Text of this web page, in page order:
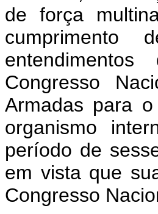
de força
cumprimento
Congresso
Armadas para
organismo
período de
em vista que
Congresso